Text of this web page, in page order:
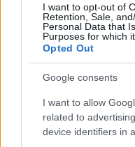
I want to opt-out of
Retention, Sale,
Personal Data that
Purposes for which
Opted Out
Google consents
I want to allow
related to
device identifiers in